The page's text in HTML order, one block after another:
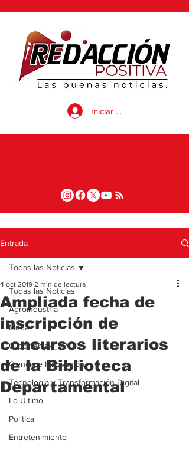
Iniciar sesión
Entrada
Todas las Noticias
Agroindustria
Moda
Clipcinemax_TV
Ciencia e Innovación
Tecnología y Transformación Digital
Lo Ultimo
Politica
Entretenimiento
Todas las Noticias
Ampliada fecha de
inscripción de
concursos literarios
de la Biblioteca
Departamental
4 oct 2019 2 min de lectura